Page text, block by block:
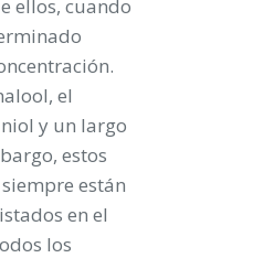
ellos, cuando
el
y un largo
estos
están
en el
los